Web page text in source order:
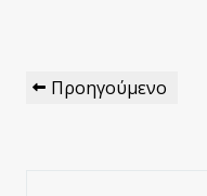
Πλοήγηση
Άρθρων
Προηγούμενο
Προηγούμενο